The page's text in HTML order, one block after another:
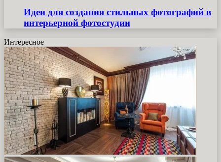
Идеи для создания стильных фотографий в
интерьерной фотостудии
Интересное